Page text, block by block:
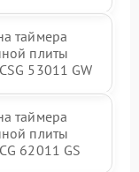
таймера
плиты
53011 GW
таймера
плиты
62011 GS